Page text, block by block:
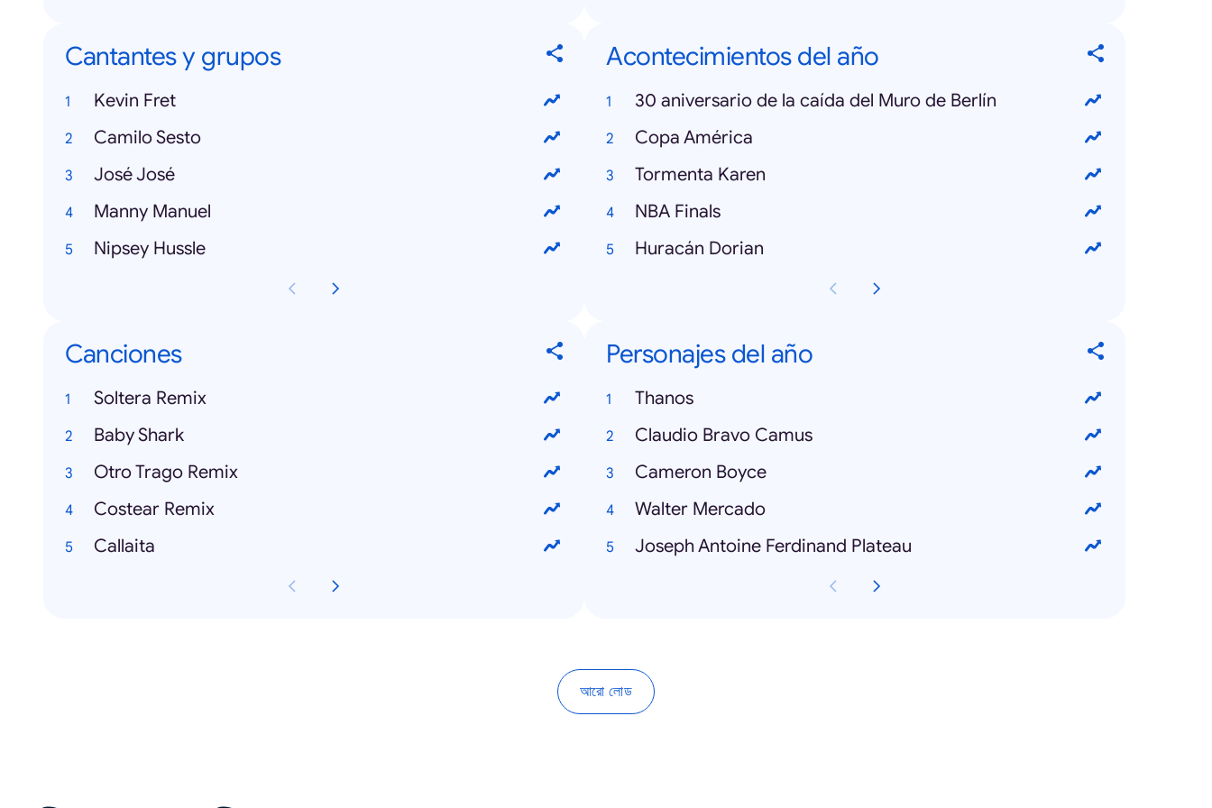
Cantantes y grupos
Kevin Fret
Camilo Sesto
José José
Manny Manuel
Nipsey Hussle
Acontecimientos del año
30 aniversario de la caída del Muro de Berlín
Copa América
Tormenta Karen
NBA Finals
Huracán Dorian
Canciones
Soltera Remix
Baby Shark
Otro Trago Remix
Costear Remix
Callaita
Personajes del año
Thanos
Claudio Bravo Camus
Cameron Boyce
Walter Mercado
Joseph Antoine Ferdinand Plateau
আরো লোড